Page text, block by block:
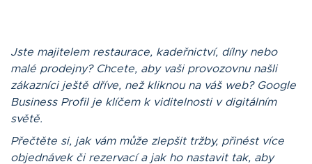
Jste majitelem restaurace, kadeřnictví, dílny nebo
malé prodejny? Chcete, aby vaši provozovnu našli
zákazníci ještě dříve, než kliknou na váš web? Google
Business Profil je klíčem k viditelnosti v digitálním
světě.
Přečtěte si, jak vám může zlepšit tržby, přinést více
objednávek či rezervací a jak ho nastavit tak, aby